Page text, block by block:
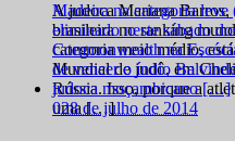
A judoca Mariana Barros,
brasileira no ranking
categoria meio médio,
Mundial de judô, em
Rússia. Isso, porque a
uma […]
028 de julho de 2014